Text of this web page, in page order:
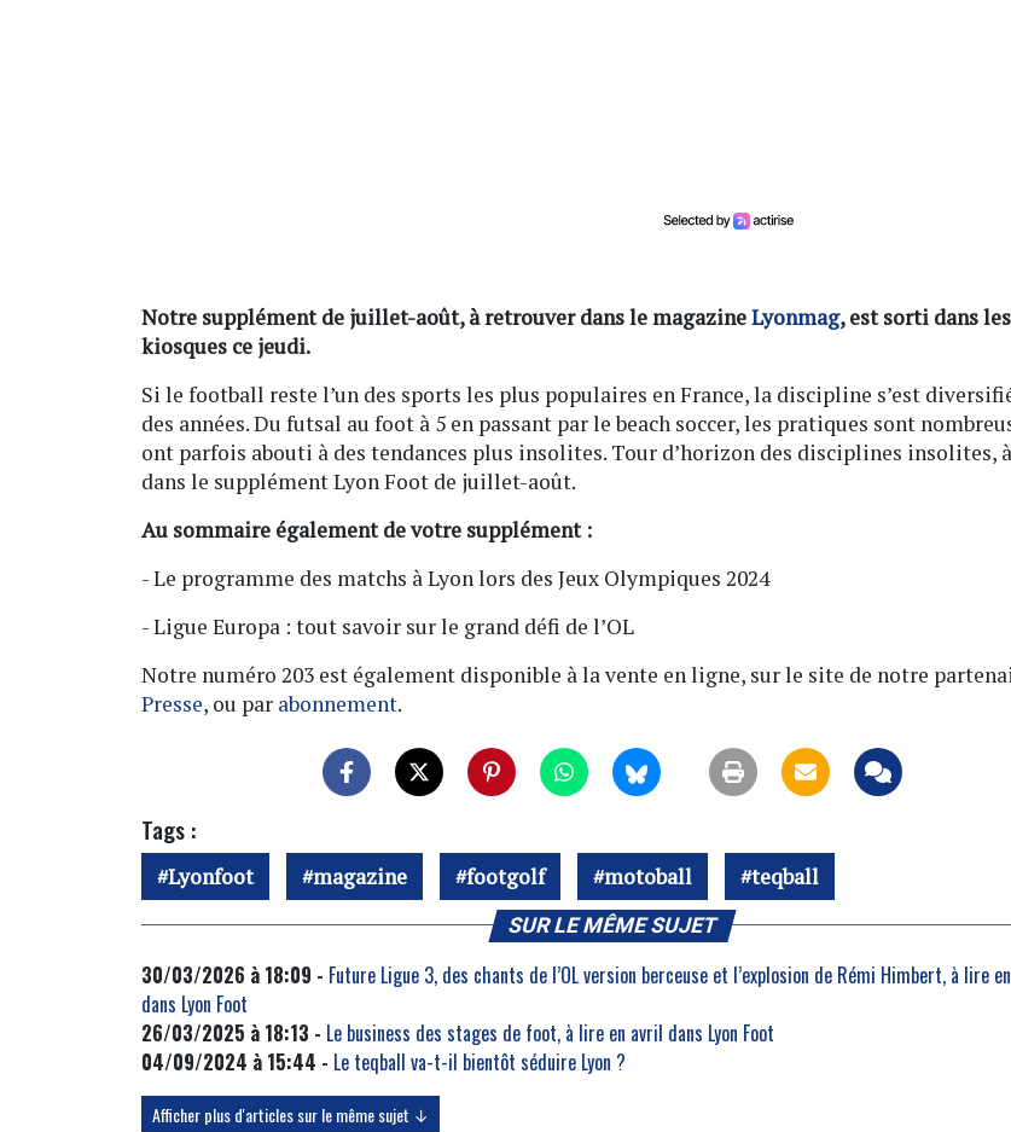
Notre supplément de juillet-août, à retrouver dans le magazineLyonmag, est sorti dans les
kiosques ce jeudi.
Si le football reste l’un des sports les plus populaires en France, la discipline s’est
des années. Du futsal au foot à 5 en passant par le beach soccer, les pratiques sont
ont parfois abouti à des tendances plus insolites. Tour d’horizon des disciplines insolites,
dans le supplément Lyon Foot de juillet-août.
Au sommaire également de votre supplément :
- Le programme des matchs à Lyon lors des Jeux Olympiques 2024
- Ligue Europa : tout savoir sur le grand défi de l’OL
Notre numéro 203 est également disponible à la vente en ligne, sur le site de notre
Presse, ou par abonnement.
Tags :
Lyonfoot magazine footgolf motoball teqball
SUR LE MÊME SUJET
30/03/2026 à 18:09 - Future Ligue 3, des chants de l’OL version berceuse et l’explosion de Rémi Himbert, à lire
dans Lyon Foot
26/03/2025 à 18:13 - Le business des stages de foot, à lire en avril dans Lyon Foot
04/09/2024 à 15:44 - Le teqball va-t-il bientôt séduire Lyon ?
Afficher plus d'articles sur le même sujet ↓